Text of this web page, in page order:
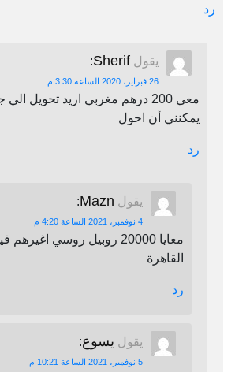
رد
يقول Sherif
:
26 فبراير، 2020 الساعة 3:30 م
معي 200 درهم مغربي اريد تحويل
يمكنني أن احول
رد
يقول Mazn
:
4 نوفمبر، 2021 الساعة 4:20 م
معايا 20000 روبيل روسي
القاهرة
رد
يقول يسوع:
5 نوفمبر، 2021 الساعة 10:21 م